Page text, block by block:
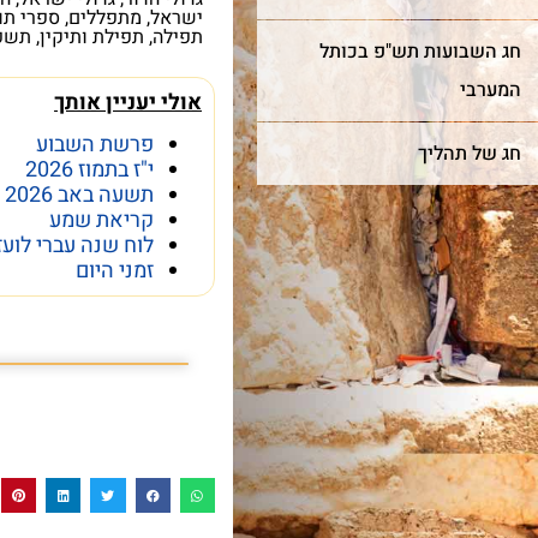
חג השבועות תש"פ בכותל
המערבי
חג של תהליך
ישראל, מתפללים,ספרי
תפילה, תפילת ותיקין,
אולי יעניין אותך
פרשת השבוע
י"ז בתמוז 2026
תשעה באב 2026
קריאת שמע
לוח שנה עברי
זמני היום
מצווה
למורשת הכותל המערבי
אתכם לחגוג בר מצווה
בטקס מרגש ובאווירה
של אחדות וקדושה.
עוד על בר מצווה >
חדש!מייצג
שער השמיים
מה מביא אנשים ונשים מכל
קצוות תבל להתרפק על
האבנים העתיקות?